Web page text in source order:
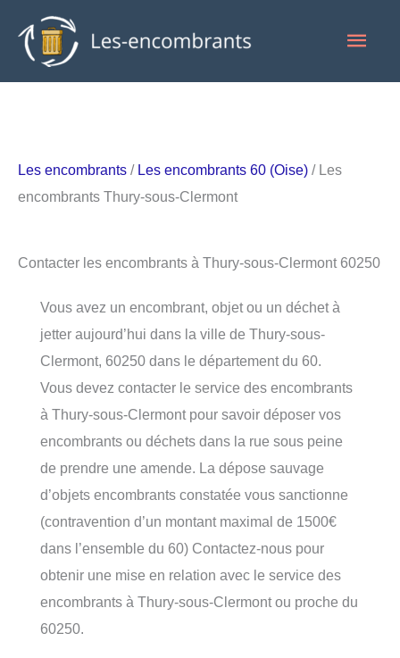
contenu
Les encombrants / Les encombrants 60 (Oise) / Les
encombrants Thury-sous-Clermont
Contacter les encombrants à Thury-sous-Clermont 60250
Vous avez un encombrant, objet ou un déchet à
jetter aujourd’hui dans la ville de Thury-sous-
Clermont, 60250 dans le département du 60.
Vous devez contacter le service des encombrants
à Thury-sous-Clermont pour savoir déposer vos
encombrants ou déchets dans la rue sous peine
de prendre une amende. La dépose sauvage
d’objets encombrants constatée vous sanctionne
(contravention d’un montant maximal de 1500€
dans l’ensemble du 60) Contactez-nous pour
obtenir une mise en relation avec le service des
encombrants à Thury-sous-Clermont ou proche du
60250.